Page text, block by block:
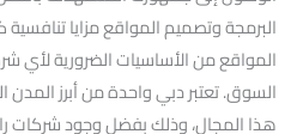
البرمجة وتصميم المواقع مزايا
المواقع من الأساسيات الضرورية لأي
السوق. تعتبر دبي واحدة من أبرز
هذا المجال، وذلك بفضل وجود شركات